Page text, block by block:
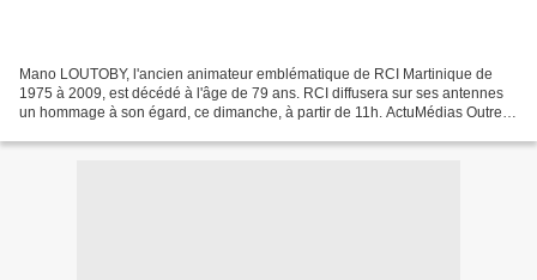
Mano LOUTOBY, l'ancien animateur emblématique de RCI Martinique de
1975 à 2009, est décédé à l'âge de 79 ans. RCI diffusera sur ses antennes
un hommage à son égard, ce dimanche, à partir de 11h. ActuMédias Outre-